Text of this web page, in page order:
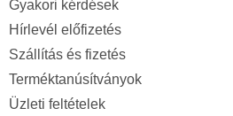
Gyakori kérdések
Hírlevél előfizetés
Szállítás és fizetés
Terméktanúsítványok
Üzleti feltételek